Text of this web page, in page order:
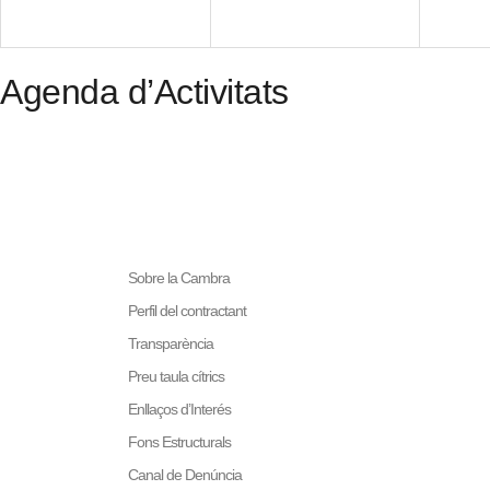
Agenda d’Activitats
Sobre la Cambra
Perfil del contractant
Transparència
Preu taula cítrics
Enllaços d’Interés
Fons Estructurals
Canal de Denúncia